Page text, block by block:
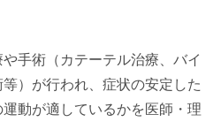
手術（カテーテル治療、バイ
）が行われ、症状の安定した
動が適しているかを医師・理